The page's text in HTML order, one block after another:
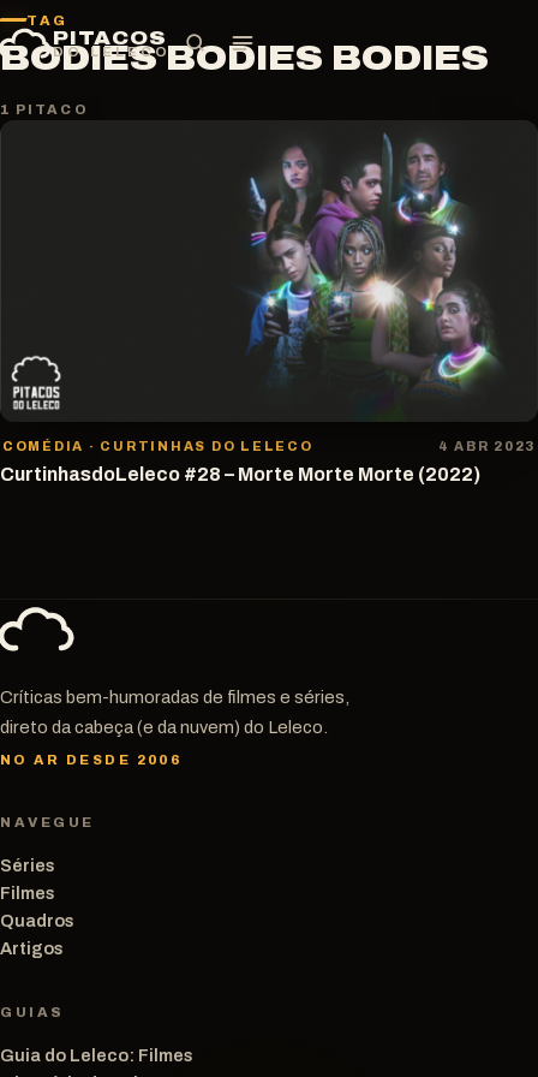
Pular
para
o
conteúdo
PITACOS
DO LELECO
TAG
BODIES BODIES BODIES
1 PITACO
COMÉDIA · CURTINHAS DO LELECO 4 ABR 2023
CurtinhasdoLeleco #28 – Morte Morte Morte (2022)
Críticas bem-humoradas de filmes e séries,
direto da cabeça (e da nuvem) do Leleco.
NO AR DESDE 2006
NAVEGUE
Séries
Filmes
Quadros
Artigos
GUIAS
Guia do Leleco: Filmes